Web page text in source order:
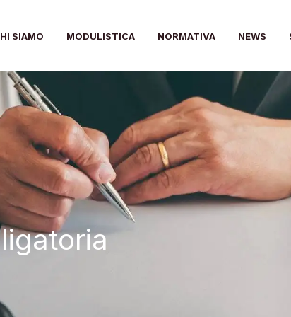
SIAMO MODULISTICA NORMATIVA NEWS